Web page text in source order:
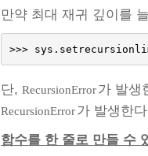
만약 최대 재귀 깊이를
>>> sys .
단,RecursionError가 발생
RecursionError가 발생한
함수를 한 줄로 만들 수